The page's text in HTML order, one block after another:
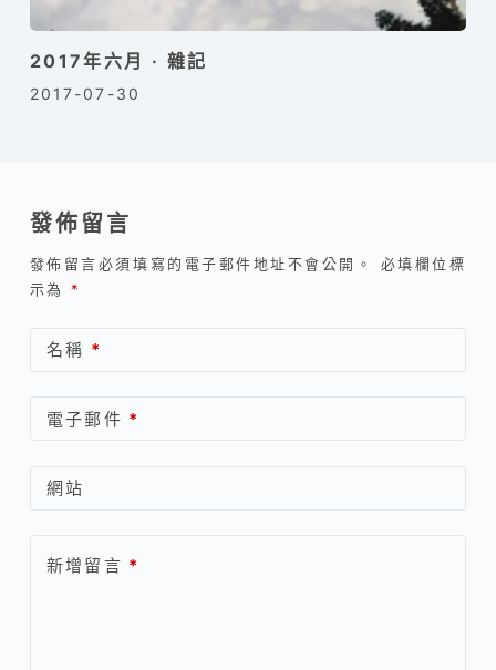
2017年六月 · 雜記
2017-07-30
發佈留言
發佈留言必須填寫的電子郵件地址不會公開。
必填欄位標
示為 *
名稱 *
電子郵件 *
網站
新增留言 *